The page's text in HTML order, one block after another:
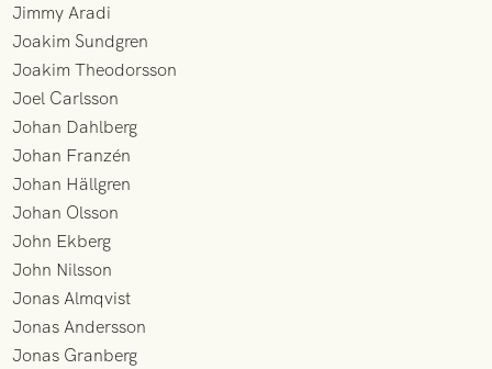
Jimmy Aradi
Joakim Sundgren
Joakim Theodorsson
Joel Carlsson
Johan Dahlberg
Johan Franzén
Johan Hällgren
Johan Olsson
John Ekberg
John Nilsson
Jonas Almqvist
Jonas Andersson
Jonas Granberg